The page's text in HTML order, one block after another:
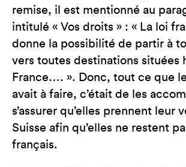
remise, il est mentionné au
intitulé « Vos droits » : « La loi
donne la possibilité de partir à
vers toutes destinations situées
France…. ». Donc, tout ce que
avait à faire, c’était de les
s’assurer qu’elles prennent leur
Suisse afin qu’elles ne restent
français.